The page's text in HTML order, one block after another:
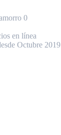
0
en línea
Octubre 2019